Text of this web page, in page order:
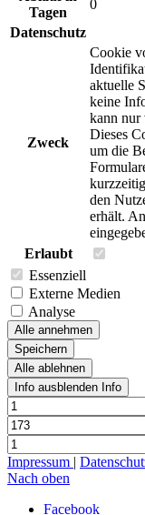
Tagen
0
Datenschutz
Zweck
Cookie
aktuelle
keine
kann nur
Dieses
um die
den
erhält.
Erlaubt
Essenziell
Externe Medien
Analyse
Alle annehmen
Speichern
Alle ablehnen
Info ausblenden Info
Impressum |
Nach oben
Facebook